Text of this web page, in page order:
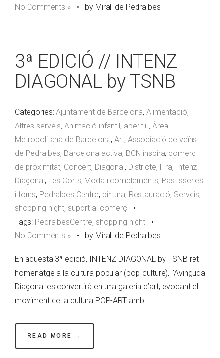
No Comments » • by Mirall de Pedralbes
3ª EDICIÓ // INTENZ
DIAGONAL by TSNB
Categories: Ajuntament de Barcelona, Alimentació,
Altres serveis, Animació infantil , aperitiu, Àrea
Metropolitana de Barcelona, Art, Associació de veïns
de Pedralbes, Barcelona activa, BCN inspira, comerç
de proximitat, Concert, Diagonal , Districte, Fira, Intenz
Diagonal , Les Corts, Moda i complements, Pastisseries
i forns, Pedralbes Centre, pintura, Restauració, Serveis,
shopping night, suport al comerç •
Tags: PedralbesCentre, shopping night •
No Comments » • by Mirall de Pedralbes
En aquesta 3ª edició, INTENZ DIAGONAL by TSNB ret
homenatge a la cultura popular (pop-culture), l’Avinguda
Diagonal es convertirà en una galeria d’art, evocant el
moviment de la cultura POP-ART amb…
READ MORE →